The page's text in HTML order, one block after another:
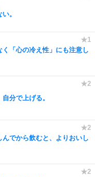
。
く「心の冷え性」にも注意し
分で上げる。
でから飲むと、よりおいし